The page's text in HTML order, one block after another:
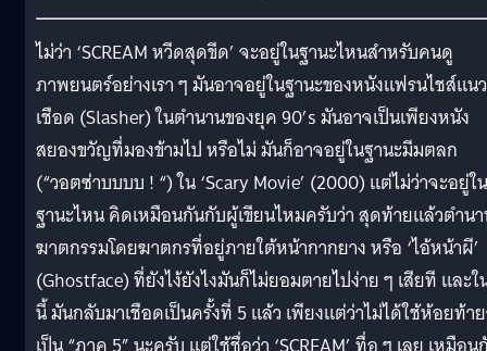
ไม่ว่า ‘SCREAM หวีดสุดขีด’ จะอยู่ในฐานะไหนสำหรับคนดู
ภาพยนตร์อย่างเรา ๆ มันอาจอยู่ในฐานะของหนังแฟรนไชส์แนว
เชือด (Slasher) ในตำนานของยุค 90’s มันอาจเป็นเพียงหนัง
สยองขวัญที่มองข้ามไป หรือไม่ มันก็อาจอยู่ในฐานะมีมตลก
(“วอตซ่าบบบบ ! “) ใน ‘Scary Movie’ (2000) แต่ไม่ว่าจะอยู่ใน
ฐานะไหน คิดเหมือนกันกับผู้เขียนไหมครับว่า สุดท้ายแล้วตำน
ฆาตกรรมโดยฆาตกรที่อยู่ภายใต้หน้ากากยาง หรือ ‘ไอ้หน้าผี’
(Ghostface) ที่ยังไง้ยังไงมันก็ไม่ยอมตายไปง่าย ๆ เสียที และ
นี้ มันกลับมาเชือดเป็นครั้งที่ 5 แล้ว เพียงแต่ว่าไม่ได้ใช้ห้อยท้า